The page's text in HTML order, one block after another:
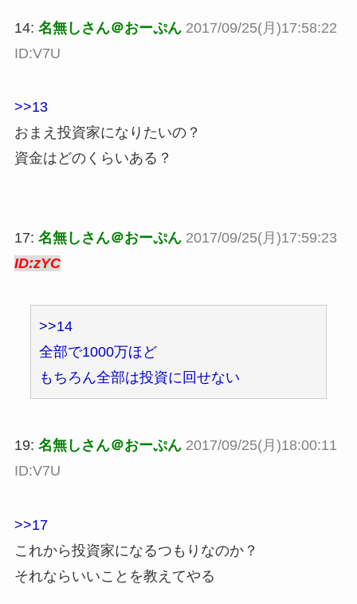
14: 名無しさん＠おーぷん 2017/09/25(月)17:58:22
ID:V7U
>>13
おまえ投資家になりたいの？
資金はどのくらいある？
17: 名無しさん＠おーぷん 2017/09/25(月)17:59:23
ID:zYC
>>14
全部で1000万ほど
もちろん全部は投資に回せない
19: 名無しさん＠おーぷん 2017/09/25(月)18:00:11
ID:V7U
>>17
これから投資家になるつもりなのか？
それならいいことを教えてやる